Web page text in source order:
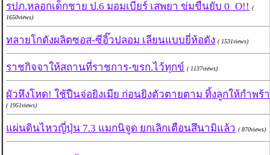
รปภ.หลอกเด็กชาย ป.6 มอมเบียร์ เสพยา ข่มขืนยับ 0_O!! (
1650views)
ทลายโกดังผลิตซอส-ซีอิ๊วปลอม เลียนแบบยี่ห้อดัง ( 1531views)
ราชกิจจาให้สถานที่ราชการ-ขรก.ไว้ทุกข์ ( 1137views)
ผัวหึงโหด! ใช้ปืนจ่อยิงเมีย ก่อนยิงตัวตายตาม ทิ้งลูกให้กำพร้า
( 1951views)
แผ่นดินไหวญี่ปุ่น 7.3 แมกนิจูด ยกเลิกเตือนสึนามิแล้ว ( 870views)